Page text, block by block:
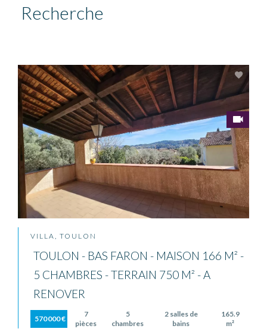
Recherche
VILLA, TOULON
TOULON - BAS FARON - MAISON 166 M² -
5 CHAMBRES - TERRAIN 750 M² - A
RENOVER
570 000 €
7
pièces
5
chambres
2 salles de
bains
165.9
m²